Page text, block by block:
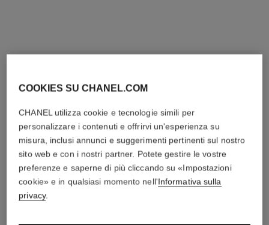
COOKIES SU CHANEL.COM
CHANEL utilizza cookie e tecnologie simili per
personalizzare i contenuti e offrirvi un'esperienza su
misura, inclusi annunci e suggerimenti pertinenti sul nostro
sito web e con i nostri partner. Potete gestire le vostre
preferenze e saperne di più cliccando su «Impostazioni
cookie» e in qualsiasi momento nell'Informativa sulla
privacy.